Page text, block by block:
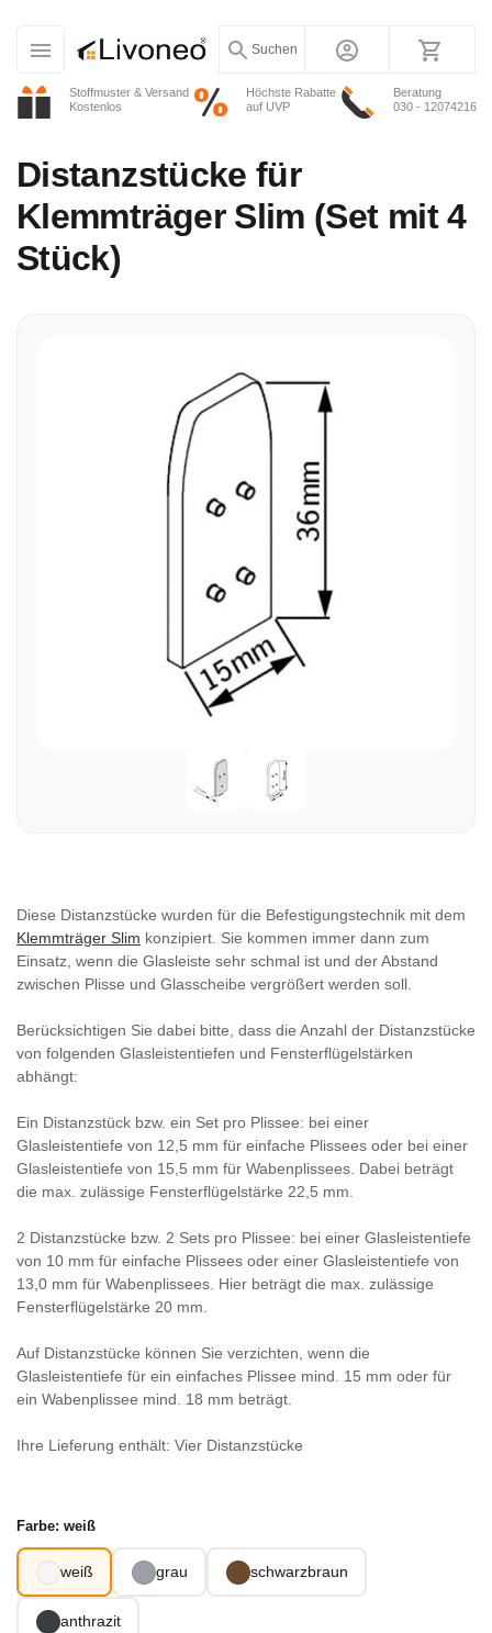
Stoffmuster & Versand
Kostenlos
Höchste Rabatte
auf UVP
Beratung
030 - 12074216
Suchen
Distanzstücke für
Klemmträger Slim (Set mit 4
Stück)
Diese Distanzstücke wurden für die Befestigungstechnik mit dem
Klemmträger Slim konzipiert. Sie kommen immer dann zum
Einsatz, wenn die Glasleiste sehr schmal ist und der Abstand
zwischen Plisse und Glasscheibe vergrößert werden soll.
Berücksichtigen Sie dabei bitte, dass die Anzahl der Distanzstücke
von folgenden Glasleistentiefen und Fensterflügelstärken
abhängt:
Ein Distanzstück bzw. ein Set pro Plissee: bei einer
Glasleistentiefe von 12,5 mm für einfache Plissees oder bei einer
Glasleistentiefe von 15,5 mm für Wabenplissees. Dabei beträgt
die max. zulässige Fensterflügelstärke 22,5 mm.
2 Distanzstücke bzw. 2 Sets pro Plissee: bei einer Glasleistentiefe
von 10 mm für einfache Plissees oder einer Glasleistentiefe von
13,0 mm für Wabenplissees. Hier beträgt die max. zulässige
Fensterflügelstärke 20 mm.
Auf Distanzstücke können Sie verzichten, wenn die
Glasleistentiefe für ein einfaches Plissee mind. 15 mm oder für
ein Wabenplissee mind. 18 mm beträgt.
Ihre Lieferung enthält: Vier Distanzstücke
Farbe: weiß
weiß grau schwarzbraun
anthrazit